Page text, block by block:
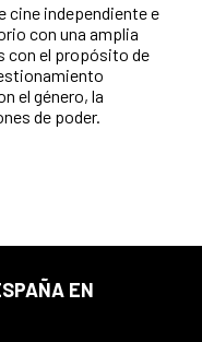
cine independiente e
con una amplia
con el propósito de
el género, la
de poder.
EN